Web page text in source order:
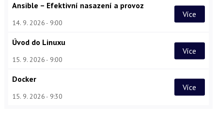
Ansible – Efektivní nasazení a provoz
14. 9. 2026 9:00
Více
Úvod do Linuxu
15. 9. 2026 9:00
Více
Docker
15. 9. 2026 9:30
Více